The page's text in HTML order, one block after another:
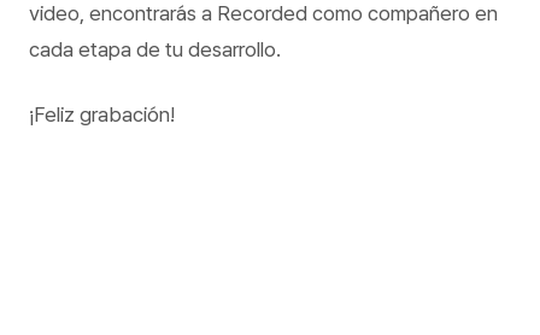
video, encontrarás a Recorded como compañero en
cada etapa de tu desarrollo.
¡Feliz grabación!